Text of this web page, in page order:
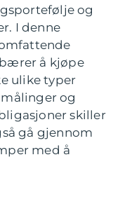
og
I denne
å kjøpe
ulike typer
og
skiller
gå gjennom
med å